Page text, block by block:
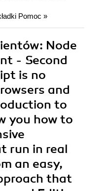
Pomoc »
Node
- Second
is no
and
to
you how to
run in real
an easy,
that